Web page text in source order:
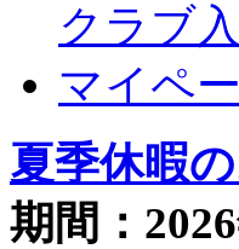
クラブ
マイペ
夏季休暇
期間：